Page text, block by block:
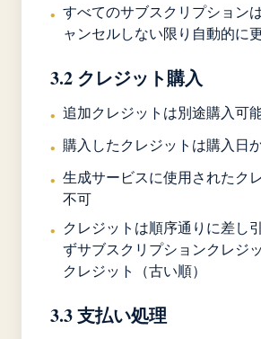
• すべてのサブスクリプション
ャンセルしない限り自動的に
3.2 クレジット購入
• 追加クレジットは別途購入可
• 購入したクレジットは購入日
• 生成サービスに使用されたク
不可
• クレジットは順序通りに差し
ずサブスクリプションクレジ
クレジット（古い順）
3.3 支払い処理